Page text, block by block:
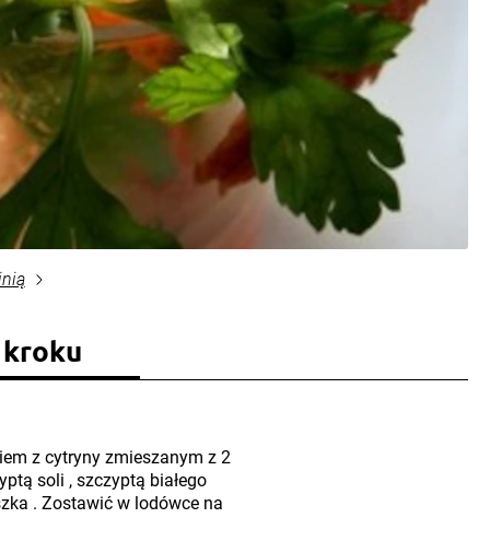
z cytryny zmieszanym z 2
soli , szczyptą białego
. Zostawić w lodówce na